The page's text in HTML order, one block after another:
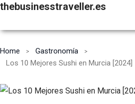
thebusinesstraveller.es
Home
Gastronomía
Los 10 Mejores Sushi en Murcia [2024]